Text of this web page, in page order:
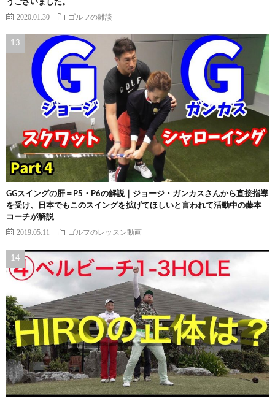
うございました。
2020.01.30 ゴルフの雑談
GGスイングの肝＝P5・P6の解説｜ジョージ・ガンカスさんから直接指導
を受け、日本でもこのスイングを拡げてほしいと言われて活動中の藤本
コーチが解説
2019.05.11 ゴルフのレッスン動画